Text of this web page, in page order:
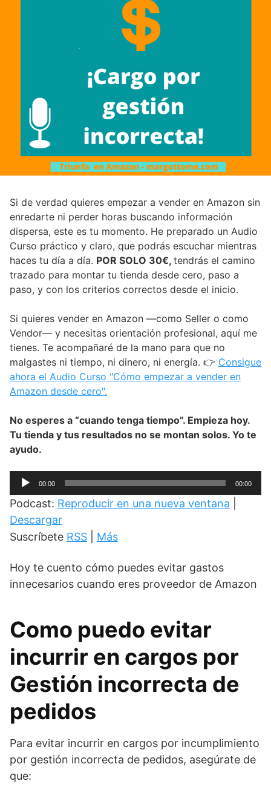
Si de verdad quieres empezar a vender en Amazon sin
enredarte ni perder horas buscando información
dispersa, este es tu momento. He preparado un Audio
Curso práctico y claro, que podrás escuchar mientras
haces tu día a día. POR SOLO 30€, tendrás el camino
trazado para montar tu tienda desde cero, paso a
paso, y con los criterios correctos desde el inicio.
Si quieres vender en Amazon —como Seller o como
Vendor— y necesitas orientación profesional, aquí me
tienes. Te acompañaré de la mano para que no
malgastes ni tiempo, ni dinero, ni energía. 👉 Consigue
ahora el Audio Curso "Cómo empezar a vender en
Amazon desde cero".
No esperes a “cuando tenga tiempo”. Empieza hoy.
Tu tienda y tus resultados no se montan solos. Yo te
ayudo.
Reproductor
de
audio
00:00 00:00
Podcast: Reproducir en una nueva ventana
Descargar
Suscríbete RSS Más
Hoy te cuento cómo puedes evitar gastos
innecesarios cuando eres proveedor de Amazon
Como puedo evitar
incurrir en cargos por
Gestión incorrecta de
pedidos
Para evitar incurrir en cargos por incumplimiento
por gestión incorrecta de pedidos, asegúrate de
que: